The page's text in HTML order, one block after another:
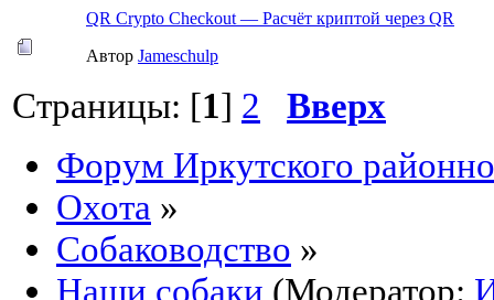
QR Crypto Checkout — Расчёт криптой через QR
Автор Jameschulp
Страницы: [1] 2
Вверх
Форум Иркутского
Охота »
Собаководство »
Наши собаки (Модератор: